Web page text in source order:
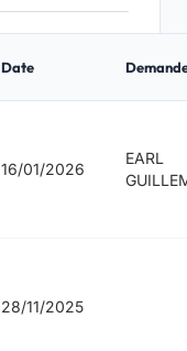
Date
16/01/2026
EARL
28/11/2025